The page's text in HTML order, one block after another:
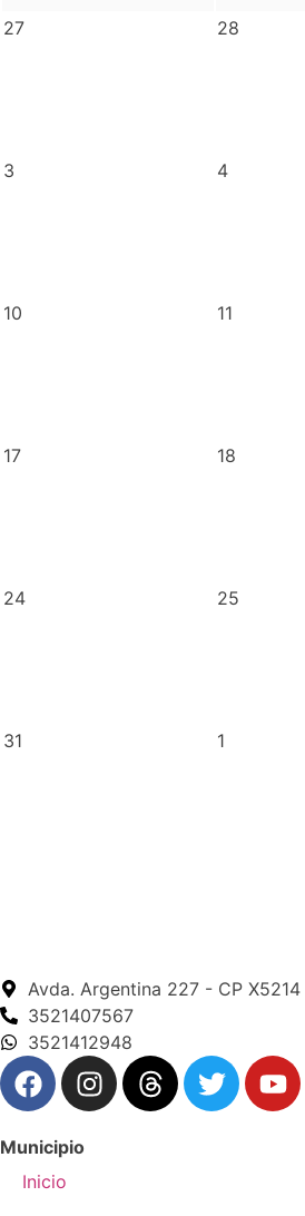
27
28
3 4
10 11
17 18
24 25
31 1
Avda. Argentina 227 - CP X5214
3521407567
3521412948
Municipio
Inicio